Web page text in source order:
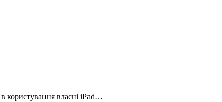
користування власні iPad…